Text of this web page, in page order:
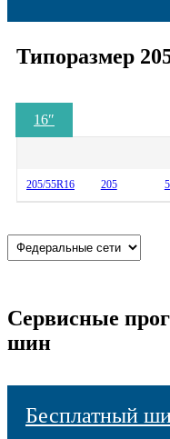
Типоразмер
16″
205/55R16 205
Сервисные
шин
Бесплатный